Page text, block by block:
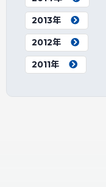
2013年
2012年
2011年